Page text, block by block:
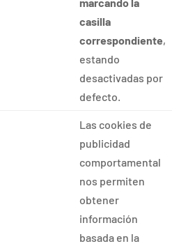
casilla
correspondiente,
estando
desactivadas por
defecto.
Las cookies de
publicidad
comportamental
nos permiten
obtener
información
basada en la